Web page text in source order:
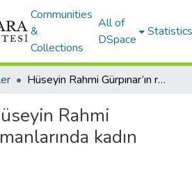
Communities
&
Collections
All of
DSpace
Statistics
Hüseyin Rahmi Gürpınar’ın romanlarında kadın
Rahmi
kadın